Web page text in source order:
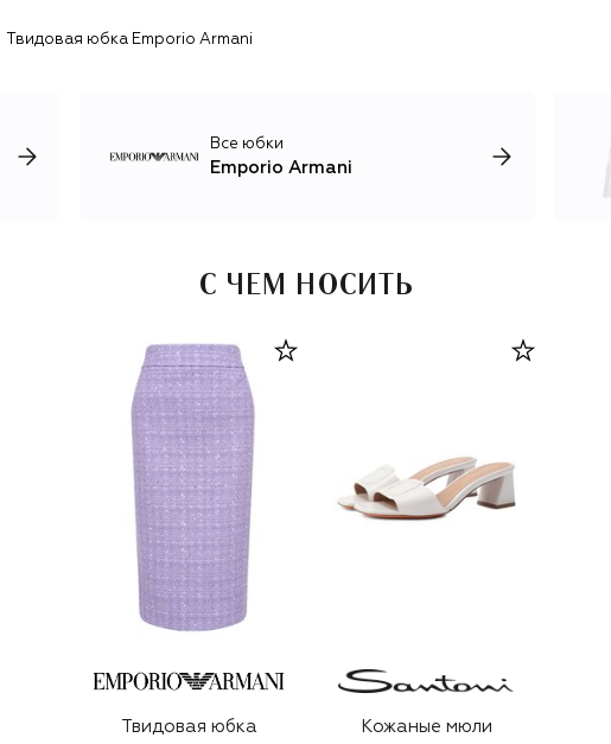
повседневные и вечерние туфли, рюкзаки, лаконичные
Твидовая юбка Emporio Armani
Все юбки
Emporio Armani
С ЧЕМ НОСИТЬ
Твидовая юбка
Кожаные мюли